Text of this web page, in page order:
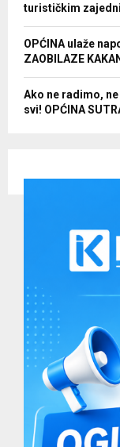
turističkim
OPĆINA ulaže
ZAOBILAZE
Ako ne radimo,
svi! OPĆINA